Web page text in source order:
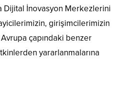
Dijital İnovasyon Merkezlerini
girişimcilerimizin
çapındaki benzer
yararlanmalarına